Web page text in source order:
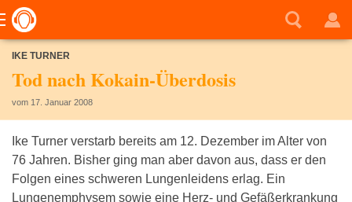
IKE TURNER
Tod nach Kokain-Überdosis
vom 17. Januar 2008
Ike Turner verstarb bereits am 12. Dezember im Alter von
76 Jahren. Bisher ging man aber davon aus, dass er den
Folgen eines schweren Lungenleidens erlag. Ein
Lungenemphysem sowie eine Herz- und Gefäßerkrankung